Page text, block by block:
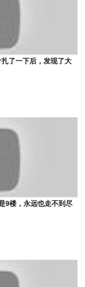
了一下后，发现了大
9楼，永远也走不到尽